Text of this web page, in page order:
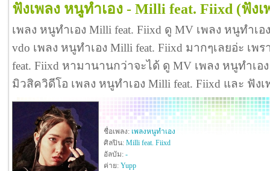
ฟังเพลง หนูทำเอง - Milli feat. Fiixd (ฟังเ
เพลง หนูทำเอง Milli feat. Fiixd ดู MV เพลง หนูทำเอ
vdo เพลง หนูทำเอง Milli feat. Fiixd มากๆเลยอ่ะ เพ
feat. Fiixd หามานานกว่าจะได้ ดู MV เพลง หนูทำเอ
มิวสิควิดีโอ เพลง หนูทำเอง Milli feat. Fiixd และ ฟัง
ชื่อเพลง: เพลงหนูทำเอง
ศิลปิน: Milli feat. Fiixd
อัลบัม: -
ค่าย: Yupp